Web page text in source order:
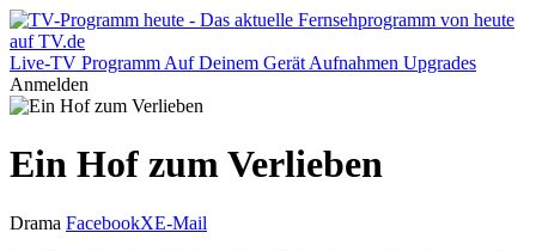
Live-TV Programm Auf Deinem Gerät Aufnahmen Upgrades
Anmelden
Ein Hof zum Verlieben
Drama FacebookXE-Mail